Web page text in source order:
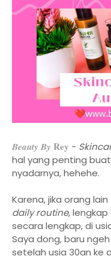
Beauty By Rey -
hal yang penting
nyadarnya, hehehe.
Karena, jika orang
daily routine,
secara lengkap, di
Saya dong, baru
setelah usia 30an ke